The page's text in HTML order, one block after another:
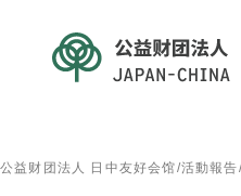
公益财团法人 日中友好会馆/活動報告